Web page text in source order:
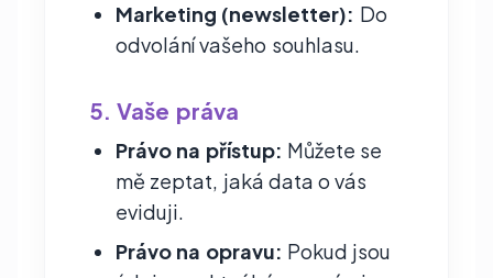
Marketing (newsletter): Do
odvolání vašeho souhlasu.
5. Vaše práva
Právo na přístup: Můžete se
mě zeptat, jaká data o vás
eviduji.
Právo na opravu: Pokud jsou